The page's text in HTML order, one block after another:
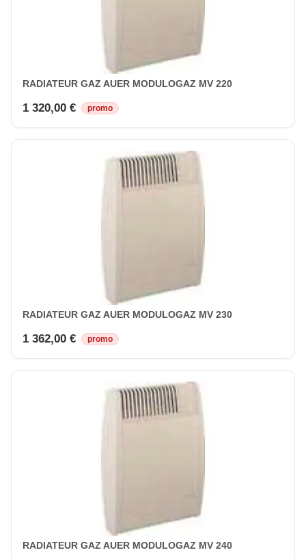
RADIATEUR GAZ AUER MODULOGAZ MV 220
1 320,00 € promo
RADIATEUR GAZ AUER MODULOGAZ MV 230
1 362,00 € promo
RADIATEUR GAZ AUER MODULOGAZ MV 240